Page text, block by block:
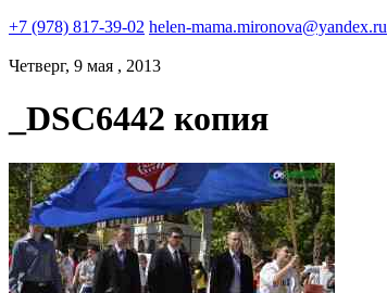
+7 (978) 817-39-02 helen-mama.mironova@yandex.ru
Четверг, 9 мая , 2013
_DSC6442 копия